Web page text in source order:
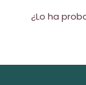
¿Lo ha